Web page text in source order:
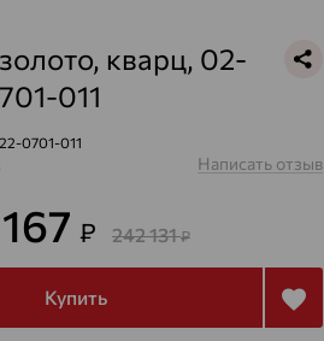
кварц, 02-
011
0701-011
Написать отзыв
₽ 242 131₽
Купить